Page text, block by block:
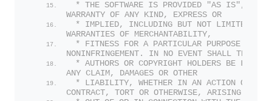
* THE SOFTWARE IS PROVIDED "AS IS",
WARRANTY OF ANY KIND, EXPRESS OR
* IMPLIED, INCLUDING BUT NOT LIMITED TO
WARRANTIES OF MERCHANTABILITY,
* FITNESS FOR A PARTICULAR PURPOSE AND
NONINFRINGEMENT. IN NO EVENT SHALL THE
* AUTHORS OR COPYRIGHT HOLDERS BE LIABLE
ANY CLAIM, DAMAGES OR OTHER
* LIABILITY, WHETHER IN AN ACTION OF
CONTRACT, TORT OR OTHERWISE, ARISING FROM,